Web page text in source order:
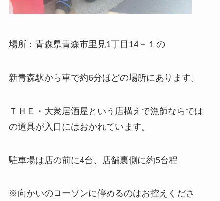
場所：青森県青森市里見1丁目14－１の
新青森駅から車で約6分ほどの場所にあります。
ＴＨＥ・大衆居酒屋という店構えで漁師ならでは
の道具が入口にはおかれています。
駐車場は店の前に4台、店舗裏側に約5台程
※向かいのローソンに停めるのはお控えくださ